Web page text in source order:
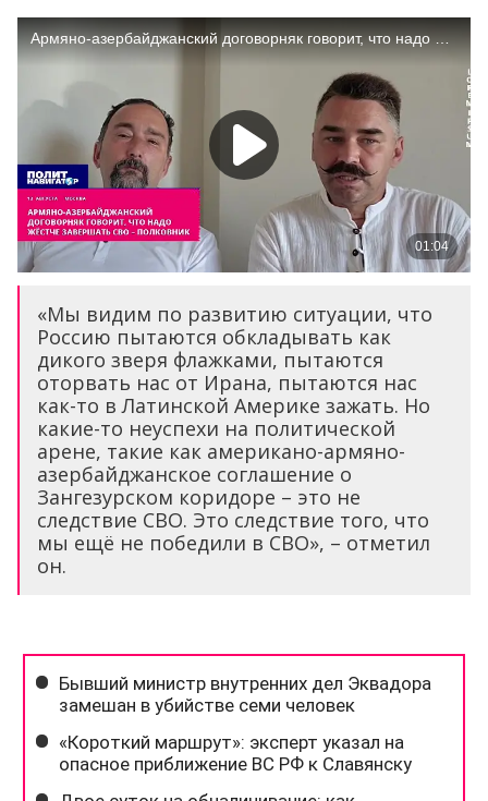
«Мы видим по развитию ситуации, что
Россию пытаются обкладывать как
дикого зверя флажками, пытаются
оторвать нас от Ирана, пытаются нас
как-то в Латинской Америке зажать. Но
какие-то неуспехи на политической
арене, такие как американо-армяно-
азербайджанское соглашение о
Зангезурском коридоре – это не
следствие СВО. Это следствие того, что
мы ещё не победили в СВО», – отметил
он.